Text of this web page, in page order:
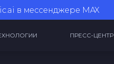
в мессенджере MAX
ПРЕСС-ЦЕНТР